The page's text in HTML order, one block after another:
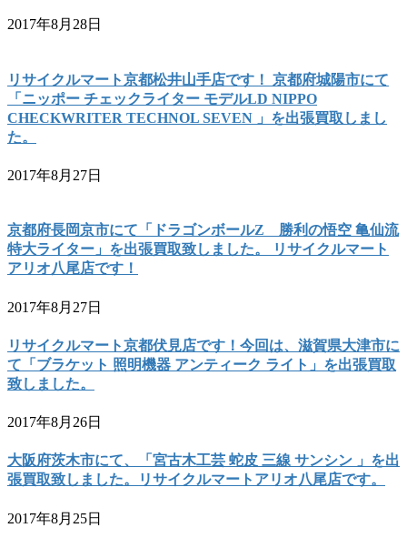
2017年8月28日
リサイクルマート京都松井山手店です！ 京都府城陽市にて
「ニッポー チェックライター モデルLD NIPPO
CHECKWRITER TECHNOL SEVEN 」を出張買取しまし
た。
2017年8月27日
京都府長岡京市にて「ドラゴンボールZ 勝利の悟空 亀仙流
特大ライター」を出張買取致しました。 リサイクルマート
アリオ八尾店です！
2017年8月27日
リサイクルマート京都伏見店です！今回は、滋賀県大津市に
て「ブラケット 照明機器 アンティーク ライト」を出張買取
致しました。
2017年8月26日
大阪府茨木市にて、「宮古木工芸 蛇皮 三線 サンシン 」を出
張買取致しました。リサイクルマートアリオ八尾店です。
2017年8月25日